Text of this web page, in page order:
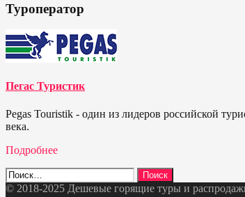
Туроператор
Пегас Туристик
Pegas Touristik - один из лидеров российской
века.
Подробнее
Найти:
© 2018-2025 Дешевые горящие туры и